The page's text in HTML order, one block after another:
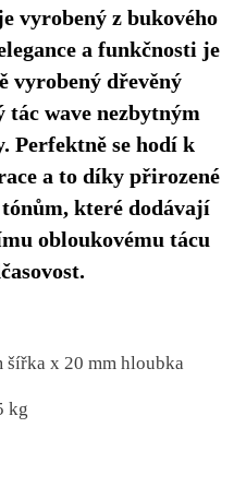
vyrobený z bukového
a funkčnosti je
vyrobený dřevěný
wave nezbytným
Perfektně se hodí k
a to díky přirozené
které dodávají
obloukovému tácu
šířka x 20 mm hloubka
kg